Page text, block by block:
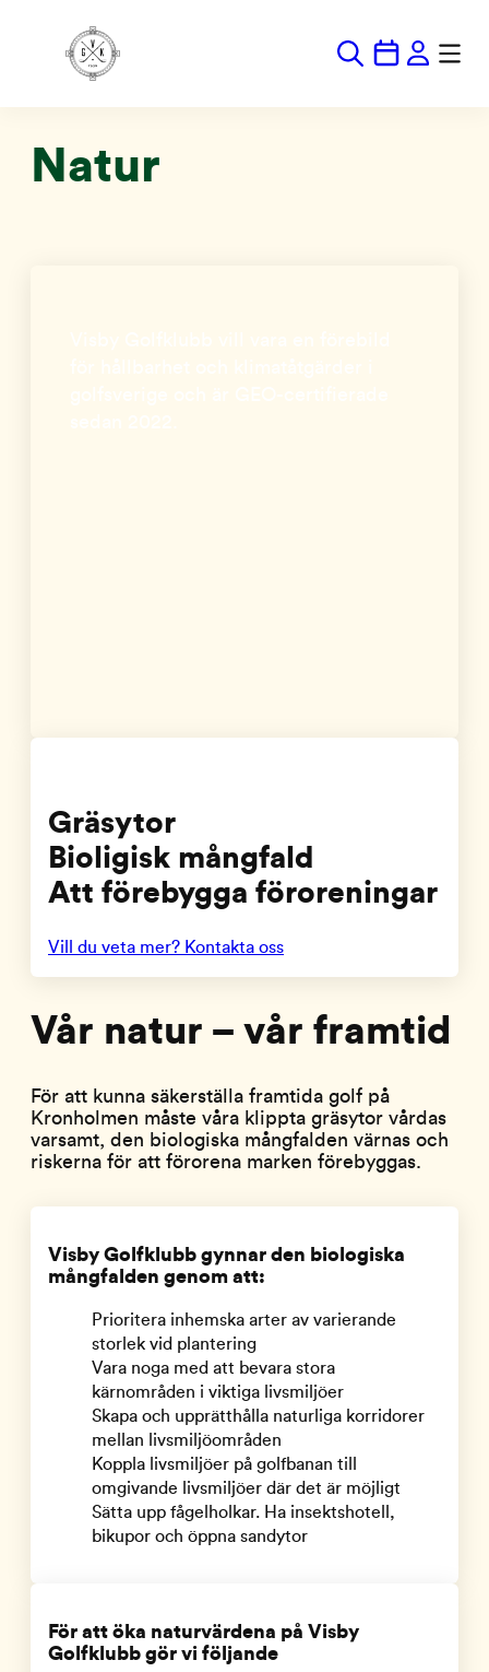
till
Natur
Gräsytor
Bioligisk mångfald
Att förebygga föroreningar
Vill du veta mer? Kontakta oss
Vår natur – vår framtid
För att kunna säkerställa framtida golf på
Kronholmen måste våra klippta gräsytor vårdas
varsamt, den biologiska mångfalden värnas och
riskerna för att förorena marken förebyggas.
Visby Golfklubb gynnar den biologiska
mångfalden genom att:
Prioritera inhemska arter av varierande
storlek vid plantering
Vara noga med att bevara stora
kärnområden i viktiga livsmiljöer
Skapa och upprätthålla naturliga korridorer
mellan livsmiljöområden
Koppla livsmiljöer på golfbanan till
omgivande livsmiljöer där det är möjligt
Sätta upp fågelholkar. Ha insektshotell,
bikupor och öppna sandytor
För att öka naturvärdena på Visby
Golfklubb gör vi följande